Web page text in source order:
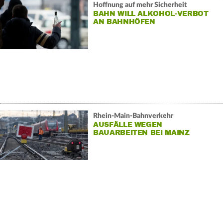
Hoffnung auf mehr Sicherheit
BAHN WILL ALKOHOL-VERBOT
AN BAHNHÖFEN
Rhein-Main-Bahnverkehr
AUSFÄLLE WEGEN
BAUARBEITEN BEI MAINZ